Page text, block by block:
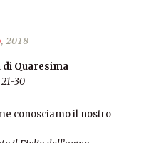
, 2018
Quaresima
30
conosciamo il nostro